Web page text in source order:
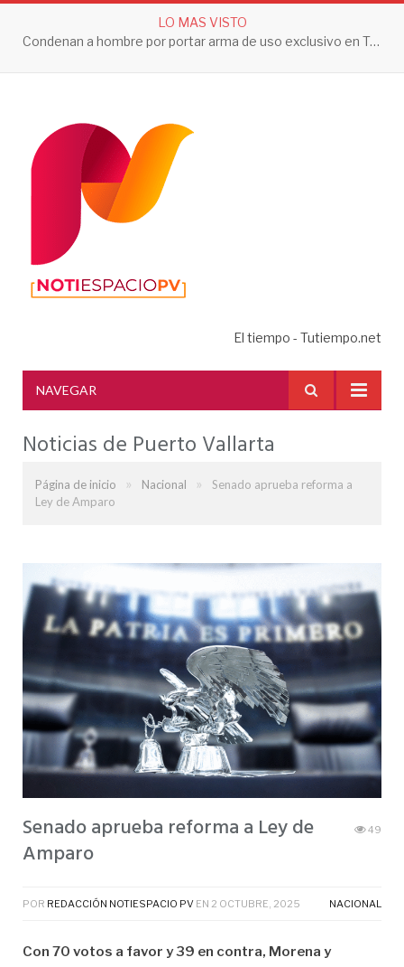
LO MAS VISTO
Condenan a hombre por portar arma de uso exclusivo en Tepic
El tiempo - Tutiempo.net
NAVEGAR
Noticias de Puerto Vallarta
Página de inicio » Nacional »
Senado aprueba reforma a
Ley de Amparo
Senado aprueba reforma a Ley de
Amparo
49
POR REDACCIÓN NOTIESPACIO PV EN 2 OCTUBRE, 2025 NACIONAL
Con 70 votos a favor y 39 en contra, Morena y